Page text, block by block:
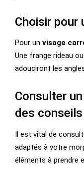
Choisir pour
Pour un visage
Une frange rideau
adouciront les
Consulter
des
Il est vital de
adaptés à votre
éléments à prendre